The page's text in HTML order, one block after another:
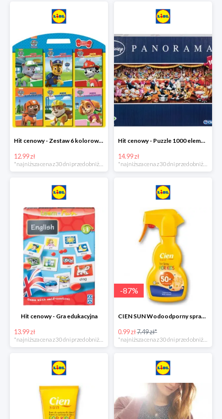
Hit cenowy - Zestaw 6 kolorowanek
12.99 zł
Hit cenowy - Puzzle 1000 elementów
14.99 zł
Hit cenowy - Gra edukacyjna
13.99 zł
*najniższa cena z 30 dni przed obniżką
-87%
CIEN SUN Wodoodporny spray do opalania dla dzieci z SPF50 -75%
0.99 zł7.49 zł*
*najniższa cena z 30 dni przed obniżką